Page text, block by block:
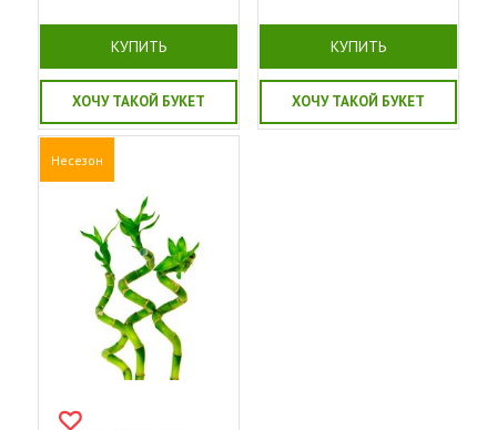
КУПИТЬ
ХОЧУ ТАКОЙ БУКЕТ
КУПИТЬ
ХОЧУ ТАКОЙ БУКЕТ
Несезон